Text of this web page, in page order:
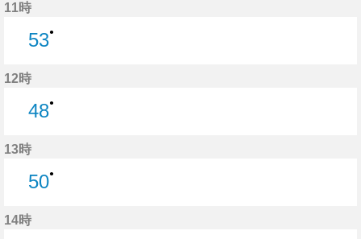
11時
53●
12時
48●
13時
50●
14時